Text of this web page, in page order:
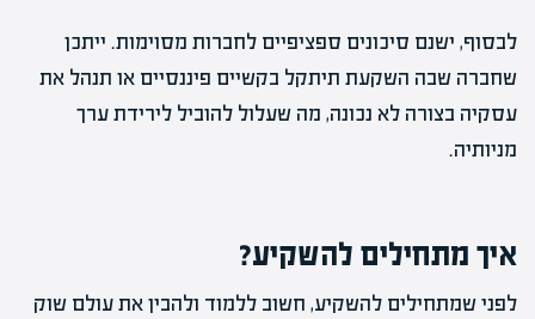
לבסוף, ישנם סיכונים ספציפיים לחברות מסוימות. ייתכן
שחברה שבה השקעת תיתקל בקשיים פיננסיים או תנהל את
עסקיה בצורה לא נכונה, מה שעלול להוביל לירידת ערך
מניותיה.
איך מתחילים להשקיע?
לפני שמתחילים להשקיע, חשוב ללמוד ולהבין את עולם שוק